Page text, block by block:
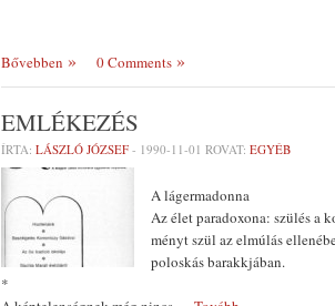
Bővebben 0 Comments
EMLÉKEZÉS
ÍRTA: LÁSZLÓ JÓZSEF - 1990-11-01 ROVAT: EGYÉB
A lágermadonna
Az élet paradoxona: szülés a
ményt szül az elmúlás
poloskás barakkjában.
*